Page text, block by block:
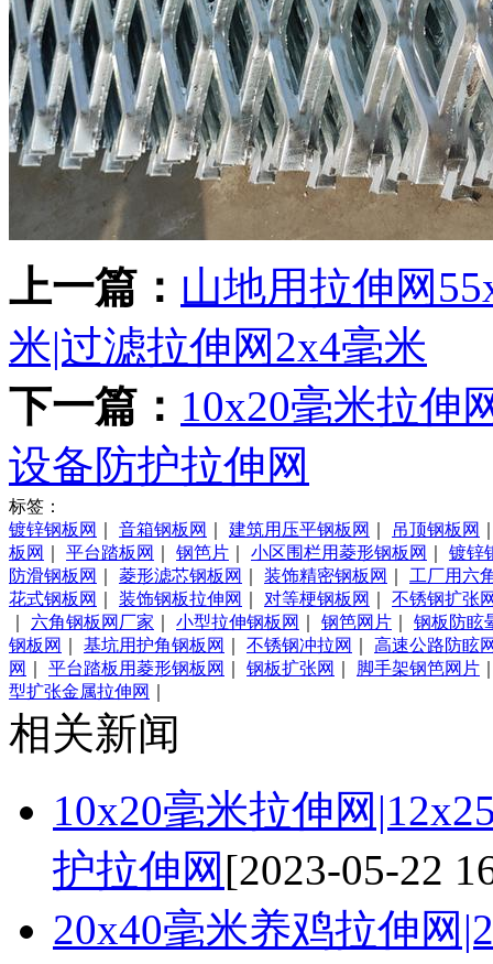
上一篇： 山地用拉伸网
米|过滤拉伸网2x4毫米
下一篇： 10x20毫米拉伸
设备防护拉伸网
标签：
镀锌钢板网
音箱钢板网 建筑用压平钢板网 吊顶钢板网
板网
平台踏板网 钢笆片 小区围栏用菱形钢板网
镀锌
防滑钢板网
菱形滤芯钢板网 装饰精密钢板网
工厂用六
花式钢板网
装饰钢板拉伸网 对等梗钢板网
不锈钢扩张
六角钢板网厂家 小型拉伸钢板网 钢笆网片
钢板防眩
钢板网
基坑用护角钢板网 不锈钢冲拉网
高速公路防眩
网
平台踏板用菱形钢板网 钢板扩张网 脚手架钢笆网片
型扩张金属拉伸网
相关新闻
10x20毫米拉伸网
护拉伸网 [2023-05-22
20x40毫米养鸡拉伸网